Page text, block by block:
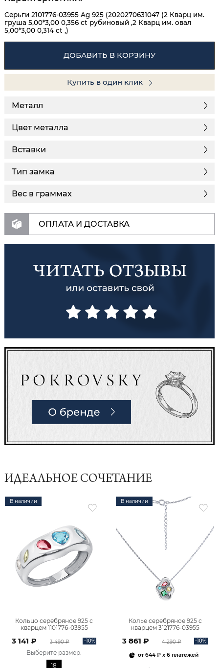
Серьги 2101776-03955 Ag 925 (2020270631047 (2 Кварц им.
груша 5,00*3,00 0,356 ct рубиновый ,2 Кварц им. овал
5,00*3,00 0,314 ct ,)
ДОБАВИТЬ В КОРЗИНУ
Купить в один клик
Металл
Цвет металла
Вставки
Тип замка
Вес в граммах
ОПЛАТА И ДОСТАВКА
ИДЕАЛЬНОЕ СОЧЕТАНИЕ
В наличии
Кольцо серебряное 925 с
кварцем 1101776-03955
3 141 ₽ 3 490 ₽ -10%
Выберите размер:
18
В наличии
Колье серебряное 925 с
кварцем 3121776-03955
3 861 ₽ 4 290 ₽ -10%
от644 ₽x 6 платежей